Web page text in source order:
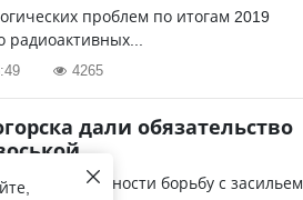
проблем по итогам 2019
радиоактивных...
4265
дали обязательство
безопасности борьбу с засильем